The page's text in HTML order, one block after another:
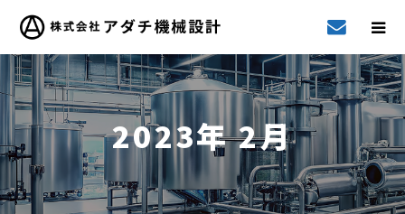
2023年 2月